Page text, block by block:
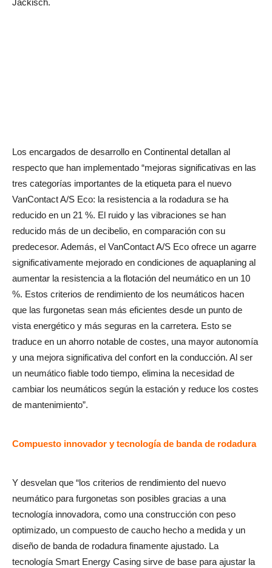
Los encargados de desarrollo en Continental detallan al
respecto que han implementado “mejoras significativas en las
tres categorías importantes de la etiqueta para el nuevo
VanContact A/S Eco: la resistencia a la rodadura se ha
reducido en un 21 %. El ruido y las vibraciones se han
reducido más de un decibelio, en comparación con su
predecesor. Además, el VanContact A/S Eco ofrece un agarre
significativamente mejorado en condiciones de aquaplaning al
aumentar la resistencia a la flotación del neumático en un 10
%. Estos criterios de rendimiento de los neumáticos hacen
que las furgonetas sean más eficientes desde un punto de
vista energético y más seguras en la carretera. Esto se
traduce en un ahorro notable de costes, una mayor autonomía
y una mejora significativa del confort en la conducción. Al ser
un neumático fiable todo tiempo, elimina la necesidad de
cambiar los neumáticos según la estación y reduce los costes
de mantenimiento”.
Compuesto innovador y tecnología de banda de rodadura
Y desvelan que “los criterios de rendimiento del nuevo
neumático para furgonetas son posibles gracias a una
tecnología innovadora, como una construcción con peso
optimizado, un compuesto de caucho hecho a medida y un
diseño de banda de rodadura finamente ajustado. La
tecnología Smart Energy Casing sirve de base para ajustar la